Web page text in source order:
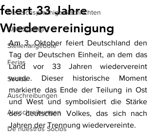
Deutschsprachige Nachrichten
AHK Spotlight
Stellenangebote
Ferias
Socios
Auschreibungen
Ausschreibungen
De nuestros Socios
feiert 33 Jahre
Wiedervereinigung
Am 3. Oktober feiert Deutschland den
Tag der Deutschen Einheit, an dem das
Land vor 33 Jahren wiedervereint
wurde. Dieser historische Moment
markierte das Ende der Teilung in Ost
und West und symbolisiert die Stärke
des deutschen Volkes, das sich nach
Jahren der Trennung wiedervereinte.